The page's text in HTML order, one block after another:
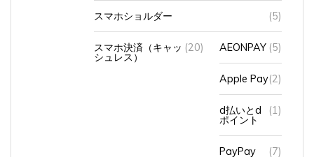
スマホ決済（キャッ
シュレス）
(20) AEONPAY(5)
Apple Pay(2)
d払いとd
ポイント
(1)
PayPay (7)